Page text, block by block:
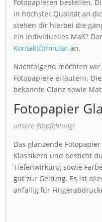
Fotopapieren bestellen.
in höchster Qualität an
stehen dir hierbei die
ein individuelles Maß?
Kontaktformular an.
Nachfolgend möchten
Fotopapiere erläutern.
bekannte Glanz sowie
Fotopapier
unsere Empfehlung!
Das glänzende
Klassikern und besticht
Tiefenwirkung sowie
gut zur Geltung. Es ist
anfällig für